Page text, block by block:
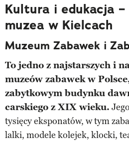
Kultura i edukacja –
muzea w Kielcach
Muzeum Zabawek i
To jedno z najstarszych i
muzeów zabawek w
zabytkowym budynku
carskiego z XIX wieku.
tysięcy eksponatów, w tym
lalki, modele kolejek, klocki,